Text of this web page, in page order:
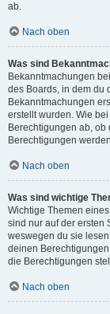
ab.
Nach oben
Was sind
Bekanntmachungen
des Boards, in dem du
Bekanntmachungen
erstellt wurden. Wie
Berechtigungen ab,
Berechtigungen
Nach oben
Was sind wichtige
Wichtige Themen
sind nur auf der ersten
weswegen du sie
deinen
die Berechtigungen
Nach oben